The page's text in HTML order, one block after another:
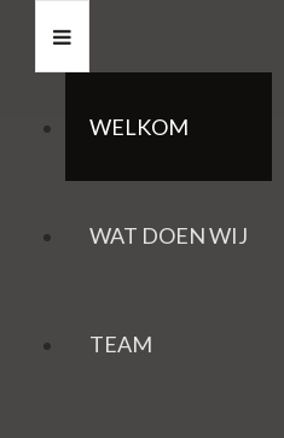
WELKOM
WAT DOEN WIJ
TEAM